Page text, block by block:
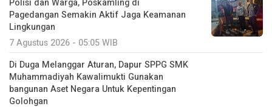
Polisi dan Warga, Poskamling di
Pagedangan Semakin Aktif Jaga Keamanan
Lingkungan
7 Agustus 2026 - 05:05 WIB
Di Duga Melanggar Aturan, Dapur SPPG SMK
Muhammadiyah Kawalimukti Gunakan
bangunan Aset Negara Untuk Kepentingan
Golohgan